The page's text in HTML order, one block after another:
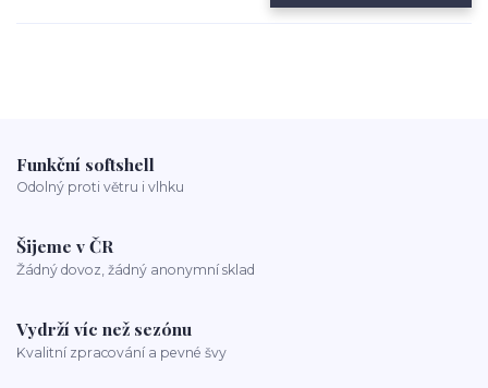
Funkční softshell
Odolný proti větru i vlhku
Šijeme v ČR
Žádný dovoz, žádný anonymní sklad
Vydrží víc než sezónu
Kvalitní zpracování a pevné švy